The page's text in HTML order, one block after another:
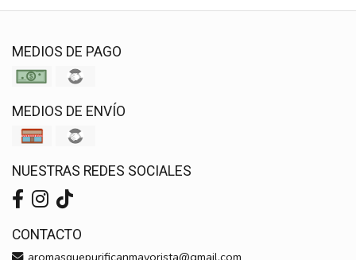
MEDIOS DE PAGO
MEDIOS DE ENVÍO
NUESTRAS REDES SOCIALES
CONTACTO
aromasquepurificanmayorista@gmail.com